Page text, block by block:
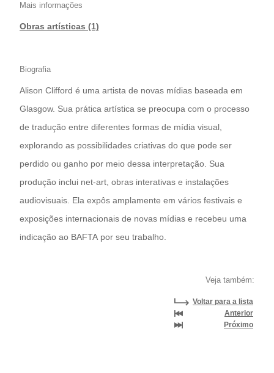
Mais informações
Obras artísticas (1)
Biografia
Alison Clifford é uma artista de novas mídias baseada em
Glasgow. Sua prática artística se preocupa com o processo
de tradução entre diferentes formas de mídia visual,
explorando as possibilidades criativas do que pode ser
perdido ou ganho por meio dessa interpretação. Sua
produção inclui net-art, obras interativas e instalações
audiovisuais. Ela expôs amplamente em vários festivais e
exposições internacionais de novas mídias e recebeu uma
indicação ao BAFTA por seu trabalho.
Veja também:
Voltar para a lista
Anterior
Próximo